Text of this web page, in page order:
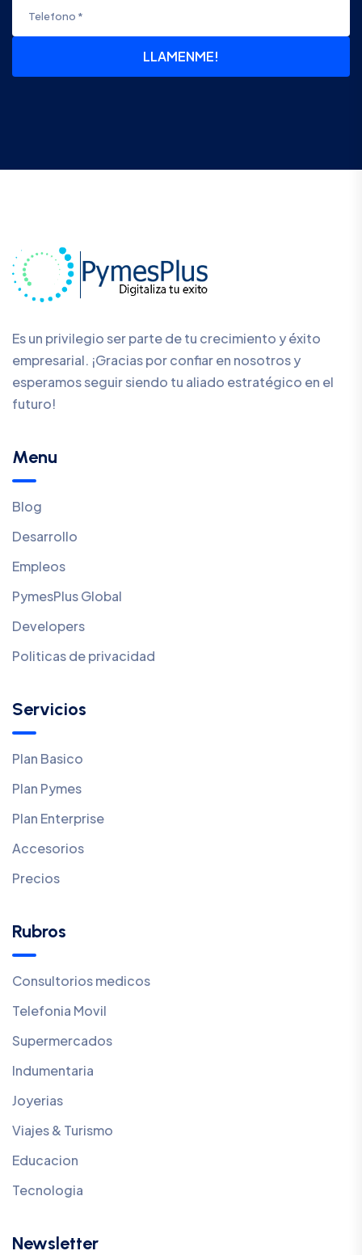
LLAMENME!
Es un privilegio ser parte de tu crecimiento y éxito
empresarial. ¡Gracias por confiar en nosotros y
esperamos seguir siendo tu aliado estratégico en el
futuro!
Menu
Blog
Desarrollo
Empleos
PymesPlus Global
Developers
Politicas de privacidad
Servicios
Plan Basico
Plan Pymes
Plan Enterprise
Accesorios
Precios
Rubros
Consultorios medicos
Telefonia Movil
Supermercados
Indumentaria
Joyerias
Viajes & Turismo
Educacion
Tecnologia
Newsletter